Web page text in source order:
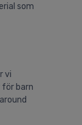
som
vi
för barn